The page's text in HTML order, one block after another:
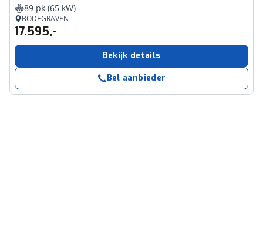
89 pk (65 kW)
BODEGRAVEN
17.595,-
Bekijk details
Bel aanbieder